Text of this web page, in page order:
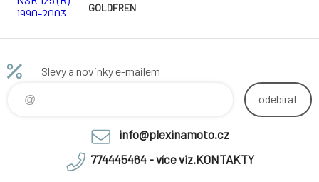
GOLDFREN
STREET
NSR 125 (R)
GOLDFREN
zadní – akce
Slevy a novinky e-mailem
odebírat
info@plexinamoto.cz
774445464 - více viz.KONTAKTY